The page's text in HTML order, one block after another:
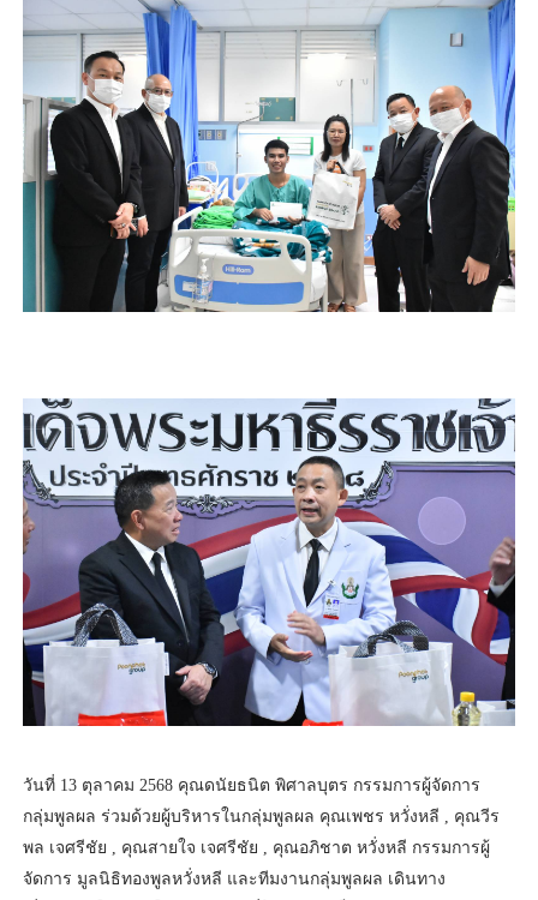
วันที่ 13 ตุลาคม 2568 คุณดนัยธนิต พิศาลบุตร กรรมการผู้จัดการ
กลุ่มพูลผล ร่วมด้วยผู้บริหารในกลุ่มพูลผล คุณเพชร หวั่งหลี , คุณวีร
พล เจศรีชัย , คุณสายใจ เจศรีชัย , คุณอภิชาต หวั่งหลี กรรมการผู้
จัดการ มูลนิธิทองพูลหวั่งหลี และทีมงานกลุ่มพูลผล เดินทาง